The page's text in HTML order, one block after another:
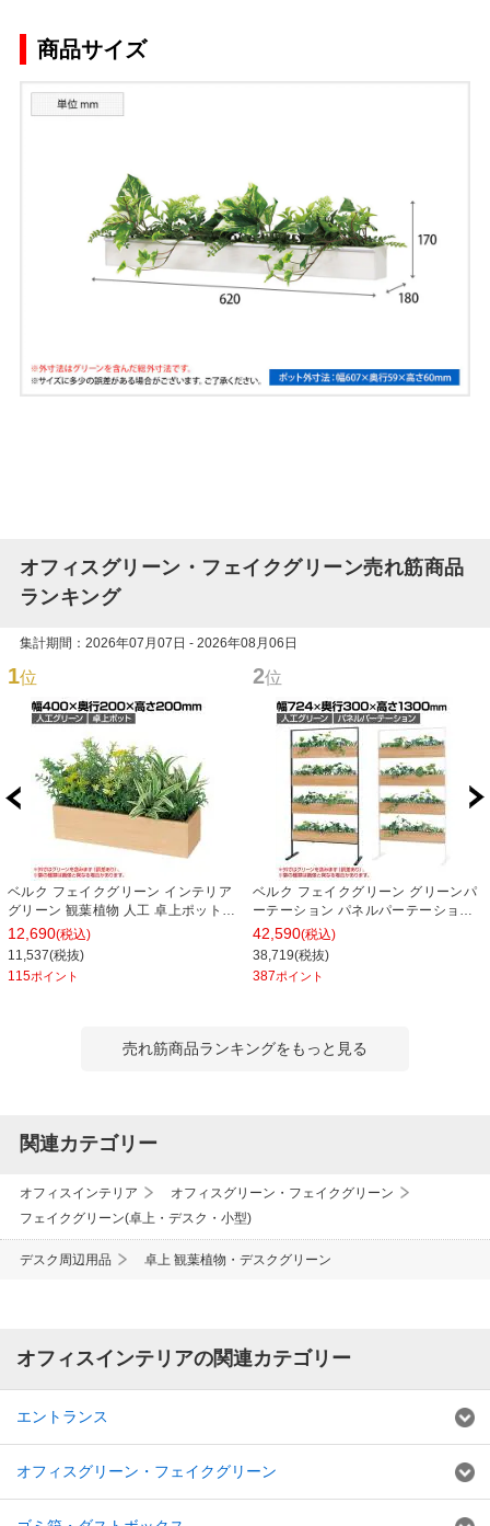
商品サイズ
オフィスグリーン・フェイクグリーン売れ筋商品
ランキング
集計期間：2026年07月07日 - 2026年08月06日
1位
ベルク フェイクグリーン インテリア
グリーン 観葉植物 人工 卓上ポット
GR4389
12,690(税込)
11,537(税抜)
115ポイント
2位
ベルク フェイクグリーン グリーンパ
ーテーション パネルパーテーション
ルーバータイプ 観葉植物 人口 幅
724×奥行300×高さ1300mm
42,590(税込)
38,719(税抜)
387ポイント
売れ筋商品ランキングをもっと見る
関連カテゴリー
オフィスインテリア
オフィスグリーン・フェイクグリーン
フェイクグリーン(卓上・デスク・小型)
デスク周辺用品 卓上 観葉植物・デスクグリーン
オフィスインテリアの関連カテゴリー
エントランス
オフィスグリーン・フェイクグリーン